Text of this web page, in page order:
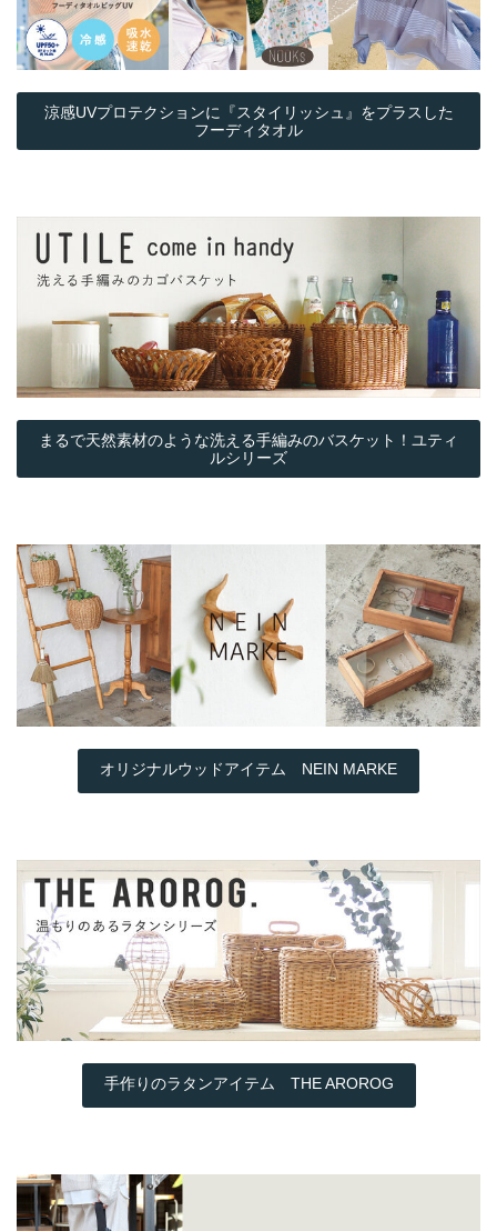
涼感UVプロテクションに『スタイリッシュ』をプラスした
フーディタオル
まるで天然素材のような洗える手編みのバスケット！ユティ
ルシリーズ
オリジナルウッドアイテム NEIN MARKE
手作りのラタンアイテム THE AROROG